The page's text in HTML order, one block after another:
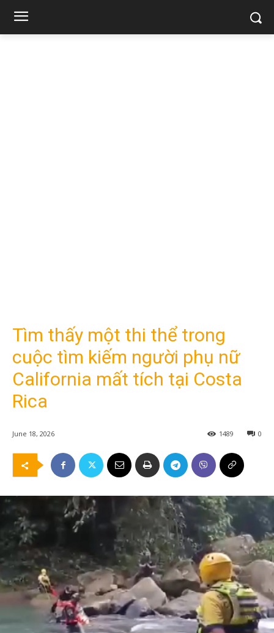
Tìm thấy một thi thể trong
cuộc tìm kiếm người phụ nữ
California mất tích tại Costa
Rica
June 18, 2026 0
1489